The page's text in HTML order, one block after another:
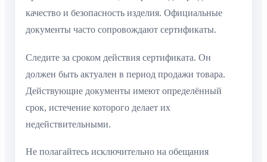
качество и безопасность изделия. Официальные
документы часто сопровождают сертификаты.
Следите за сроком действия сертификата. Он
должен быть актуален в период продажи товара.
Действующие документы имеют определённый
срок, истечение которого делает их
недействительными.
Не полагайтесь исключительно на обещания